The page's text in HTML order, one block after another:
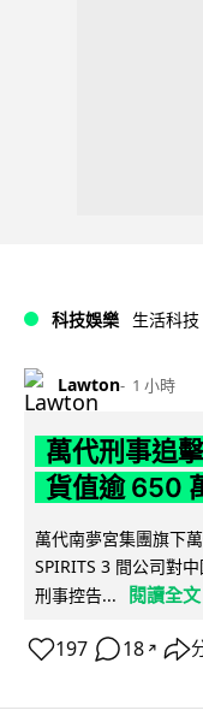
科技娛樂 生活科技
Lawton 1 小時
萬代刑事追
貨值逾 650
萬代南夢宮集團旗下
SPIRITS 3 間公司對
刑事控告...
閱讀全文
197 18 ↗